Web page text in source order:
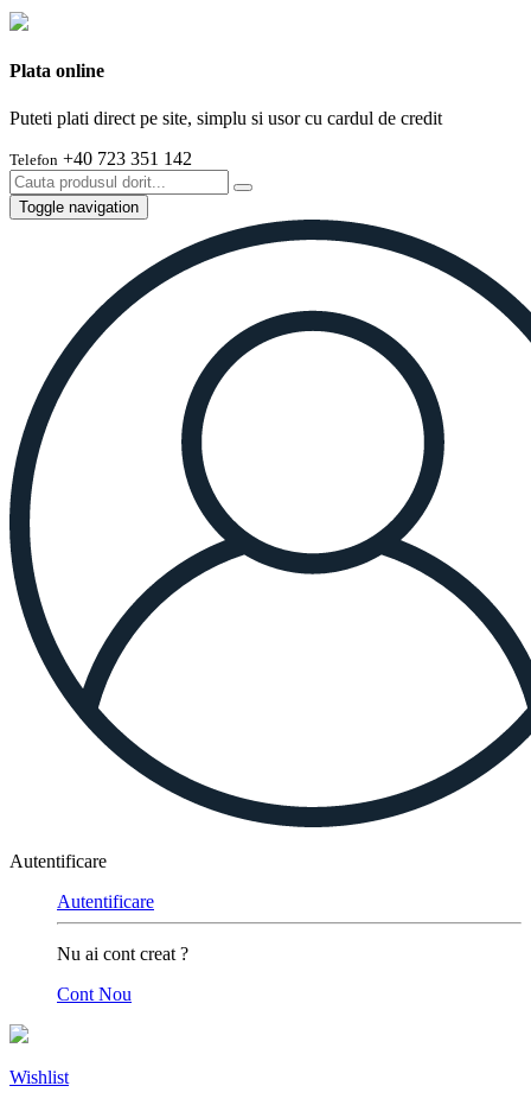
Plata online
Puteti plati direct pe site, simplu si usor cu cardul de credit
Telefon +40 723 351 142
Toggle navigation
Autentificare
Autentificare
Nu ai cont creat ?
Cont Nou
Wishlist